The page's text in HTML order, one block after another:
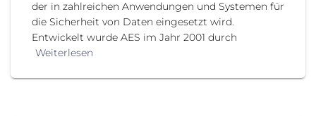
der in zahlreichen Anwendungen und Systemen für
die Sicherheit von Daten eingesetzt wird.
Entwickelt wurde AES im Jahr 2001 durch
Weiterlesen